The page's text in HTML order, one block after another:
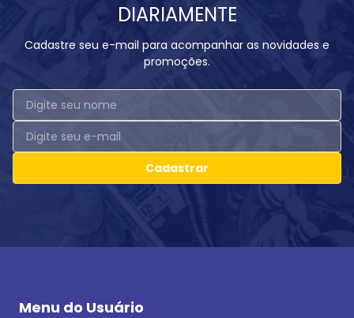
DIARIAMENTE
Cadastre seu e-mail para acompanhar as novidades e
promoções.
Cadastrar
Menu do Usuário